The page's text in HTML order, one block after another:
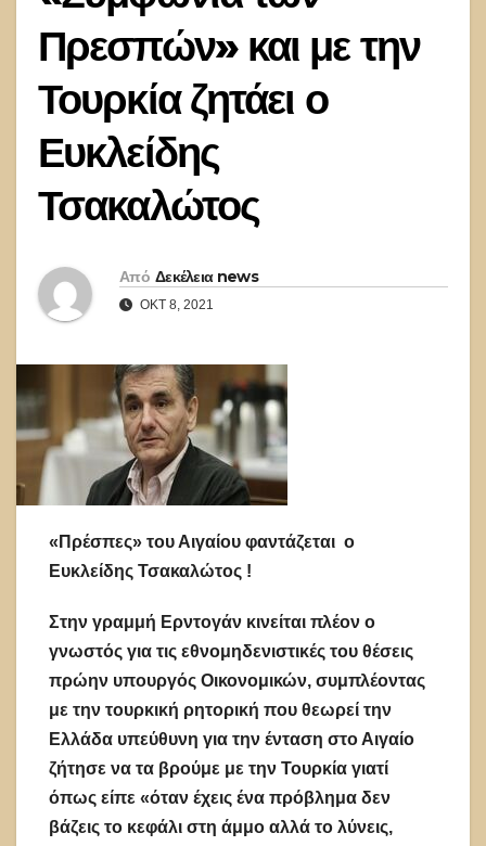
Πρεσπών» και με την
Τουρκία ζητάει ο
Ευκλείδης
Τσακαλώτος
Από Δεκέλεια news
ΟΚΤ 8, 2021
«Πρέσπες» του Αιγαίου φαντάζεται ο
Ευκλείδης Τσακαλώτος !
Στην γραμμή Ερντογάν κινείται πλέον ο
γνωστός για τις εθνομηδενιστικές του θέσεις
πρώην υπουργός Οικονομικών, συμπλέοντας
με την τουρκική ρητορική που θεωρεί την
Ελλάδα υπεύθυνη για την ένταση στο Αιγαίο
ζήτησε να τα βρούμε με την Τουρκία γιατί
όπως είπε «όταν έχεις ένα πρόβλημα δεν
βάζεις το κεφάλι στη άμμο αλλά το λύνεις,